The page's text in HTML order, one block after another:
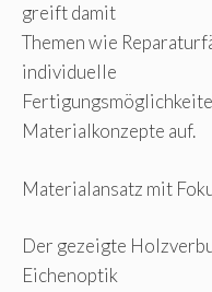
greift damit
Themen wie
individuelle
Materialkonzepte auf.
Materialansatz mit
Der gezeigte
Eichenoptik